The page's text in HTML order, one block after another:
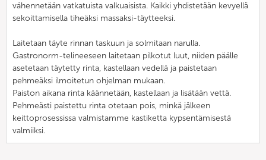
vähennetään vatkatuista valkuaisista. Kaikki yhdistetään kevyellä
sekoittamisella tiheäksi massaksi-täytteeksi.
Laitetaan täyte rinnan taskuun ja solmitaan narulla.
Gastronorm-telineeseen laitetaan pilkotut luut, niiden päälle
asetetaan täytetty rinta, kastellaan vedellä ja paistetaan
pehmeäksi ilmoitetun ohjelman mukaan.
Paiston aikana rinta käännetään, kastellaan ja lisätään vettä.
Pehmeästi paistettu rinta otetaan pois, minkä jälkeen
keittoprosessissa valmistamme kastiketta kypsentämisestä
valmiiksi.